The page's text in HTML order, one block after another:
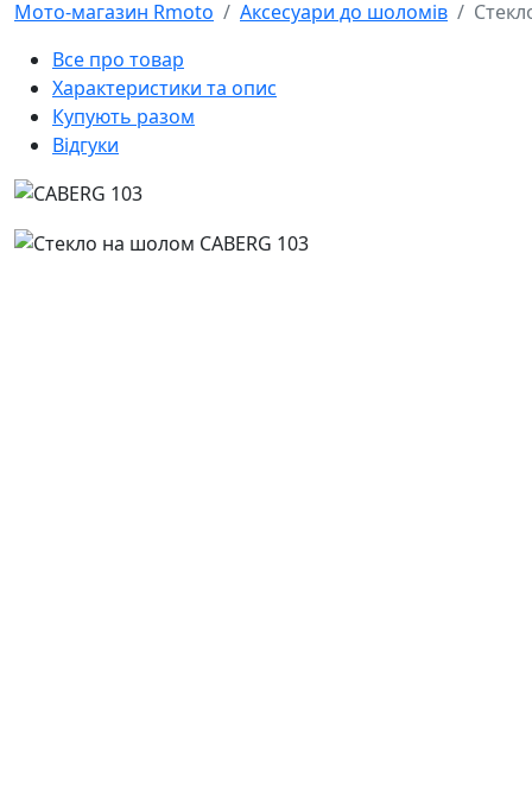
Мото-магазин Rmoto
Аксесуари до шоломів
Все про товар
Характеристики та опис
Купують разом
Відгуки